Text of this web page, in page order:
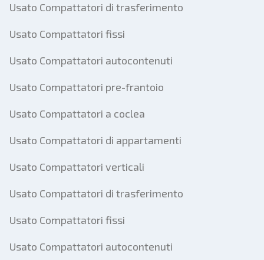
Usato Compattatori di trasferimento
Usato Compattatori fissi
Usato Compattatori autocontenuti
Usato Compattatori pre-frantoio
Usato Compattatori a coclea
Usato Compattatori di appartamenti
Usato Compattatori verticali
Usato Compattatori di trasferimento
Usato Compattatori fissi
Usato Compattatori autocontenuti